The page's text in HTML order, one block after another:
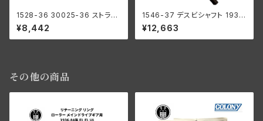
1528-36 30025-36 ストラッ
プ ジェネレーター ハーレーダビ
ッドソン 1936-57年 EL FL ク
ローム
¥8,442
1546-37 デスビシャフト 1937
-47年 WL G UL
¥12,663
その他の商品